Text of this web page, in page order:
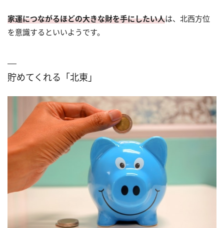
家運につながるほどの大きな財を手にしたい人は、北西方位
を意識するといいようです。
貯めてくれる「北東」